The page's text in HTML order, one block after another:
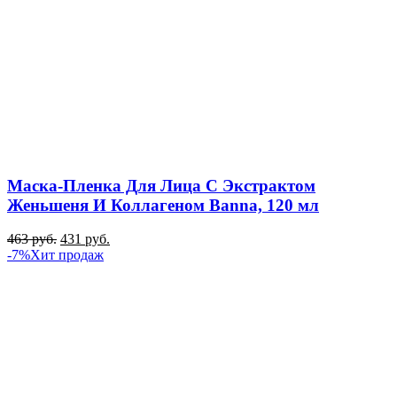
Маска-Пленка Для Лица С Экстрактом
Женьшеня И Коллагеном Banna, 120 мл
463руб. 431 руб.
-7%Хит продаж